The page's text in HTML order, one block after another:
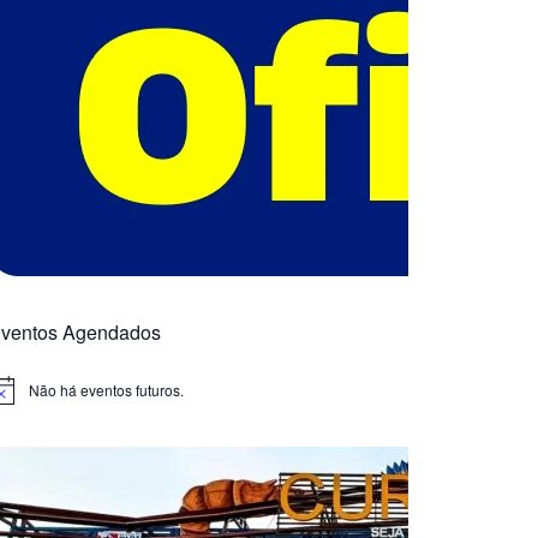
Agendados
Não há eventos futuros.